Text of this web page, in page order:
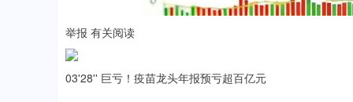
举报 有关阅读
03'28'' 巨亏！疫苗龙头年报预亏超百亿元